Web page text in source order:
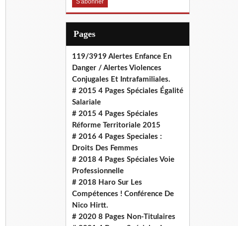
a
Pages
119/3919 Alertes Enfance En
Danger / Alertes Violences
Conjugales Et Intrafamiliales.
# 2015 4 Pages Spéciales Égalité
Salariale
# 2015 4 Pages Spéciales
Réforme Territoriale 2015
# 2016 4 Pages Speciales :
Droits Des Femmes
# 2018 4 Pages Spéciales Voie
Professionnelle
# 2018 Haro Sur Les
Compétences ! Conférence De
Nico Hirtt.
# 2020 8 Pages Non-Titulaires